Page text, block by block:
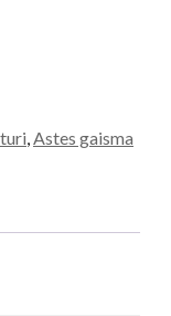
Astes gaisma